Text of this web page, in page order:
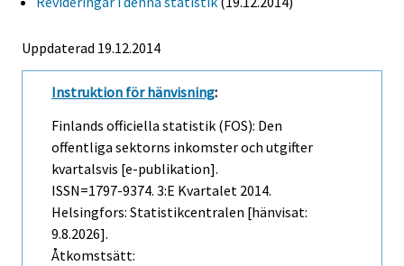
Uppdaterad 19.12.2014
Instruktion för hänvisning:
Finlands officiella statistik (FOS): Den
offentliga sektorns inkomster och utgifter
kvartalsvis [e-publikation].
ISSN=1797-9374. 3:e Kvartalet 2014.
Helsingfors: Statistikcentralen [hänvisat:
9.8.2026].
Åtkomstsätt: